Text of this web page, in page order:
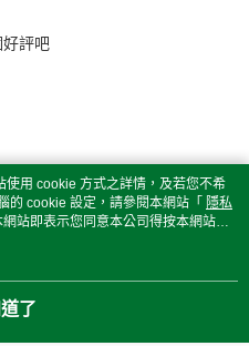
評吧
用 cookie 方式之詳情，及若您不希
的 cookie 設定，請參閱本網站「 隱私
站即表示您同意本公司得按本網站使
了